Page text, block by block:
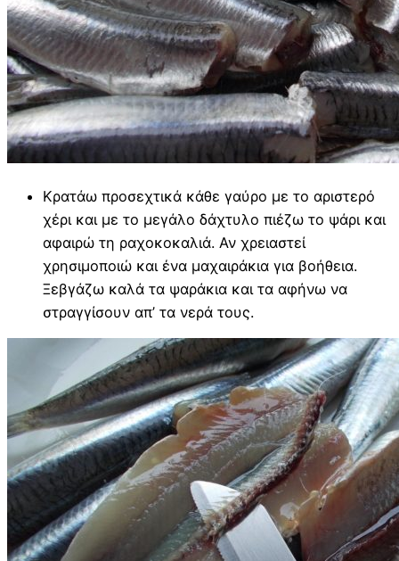
Κρατάω προσεχτικά κάθε γαύρο με το αριστερό
χέρι και με το μεγάλο δάχτυλο πιέζω το ψάρι και
αφαιρώ τη ραχοκοκαλιά. Αν χρειαστεί
χρησιμοποιώ και ένα μαχαιράκια για βοήθεια.
Ξεβγάζω καλά τα ψαράκια και τα αφήνω να
στραγγίσουν απ’ τα νερά τους.